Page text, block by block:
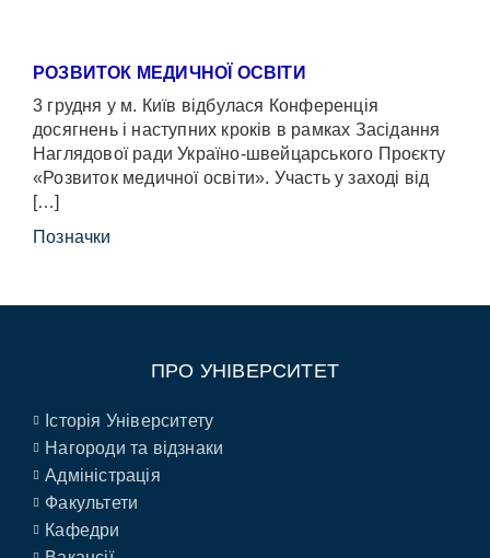
РОЗВИТОК МЕДИЧНОЇ ОСВІТИ
3 грудня у м. Київ відбулася Конференція
досягнень і наступних кроків в рамках Засідання
Наглядової ради Україно-швейцарського Проєкту
«Розвиток медичної освіти». Участь у заході від
[…]
Позначки
ПРО УНІВЕРСИТЕТ
Історія Університету
Нагороди та відзнаки
Адміністрація
Факультети
Кафедри